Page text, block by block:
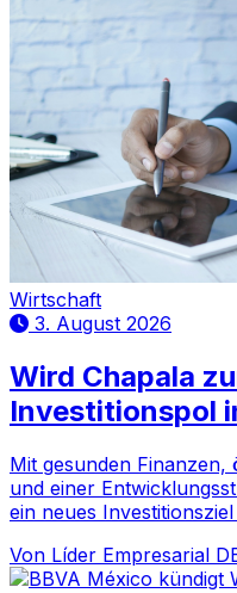
Wirtschaft
3. August 2026
Wird Chapala
Investitionspol
Wirtschaftsplan
Mit gesunden
und einer
ein neues
Von Líder Empresarial